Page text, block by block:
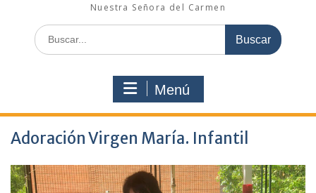
Nuestra Señora del Carmen
Buscar:
Menú
Adoración Virgen María. Infantil